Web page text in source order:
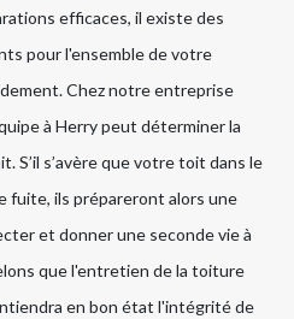
efficaces, il existe des
pour l'ensemble de votre
Chez notre entreprise
à Herry peut déterminer la
S’il s’avère que votre toit dans le
fuite, ils prépareront alors une
et donner une seconde vie à
que l'entretien de la toiture
en bon état l'intégrité de